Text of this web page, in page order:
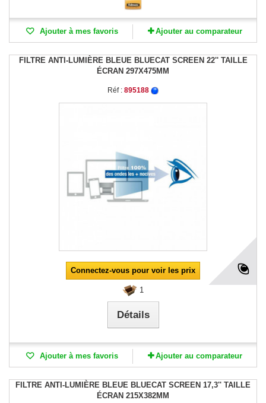
Ajouter à mes favoris Ajouter au comparateur
FILTRE ANTI-LUMIÈRE BLEUE BLUECAT SCREEN 22'' TAILLE
ÉCRAN 297X475MM
Réf : 895188
Connectez-vous pour voir les prix
1
Détails
Ajouter à mes favoris Ajouter au comparateur
FILTRE ANTI-LUMIÈRE BLEUE BLUECAT SCREEN 17,3'' TAILLE
ÉCRAN 215X382MM